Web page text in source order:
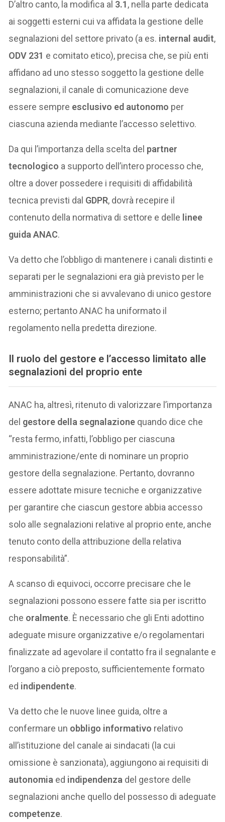
D’altro canto, la modifica al 3.1, nella parte dedicata
ai soggetti esterni cui va affidata la gestione delle
segnalazioni del settore privato (a es. internal audit,
ODV 231 e comitato etico), precisa che, se più enti
affidano ad uno stesso soggetto la gestione delle
segnalazioni, il canale di comunicazione deve
essere sempre esclusivo ed autonomo per
ciascuna azienda mediante l’accesso selettivo.
Da qui l’importanza della scelta del partner
tecnologico a supporto dell’intero processo che,
oltre a dover possedere i requisiti di affidabilità
tecnica previsti dal GDPR, dovrà recepire il
contenuto della normativa di settore e delle linee
guida ANAC.
Va detto che l’obbligo di mantenere i canali distinti e
separati per le segnalazioni era già previsto per le
amministrazioni che si avvalevano di unico gestore
esterno; pertanto ANAC ha uniformato il
regolamento nella predetta direzione.
Il ruolo del gestore e l’accesso limitato alle
segnalazioni del proprio ente
ANAC ha, altresì, ritenuto di valorizzare l’importanza
del gestore della segnalazione quando dice che
“resta fermo, infatti, l’obbligo per ciascuna
amministrazione/ente di nominare un proprio
gestore della segnalazione. Pertanto, dovranno
essere adottate misure tecniche e organizzative
per garantire che ciascun gestore abbia accesso
solo alle segnalazioni relative al proprio ente, anche
tenuto conto della attribuzione della relativa
responsabilità”.
A scanso di equivoci, occorre precisare che le
segnalazioni possono essere fatte sia per iscritto
che oralmente. È necessario che gli Enti adottino
adeguate misure organizzative e/o regolamentari
finalizzate ad agevolare il contatto fra il segnalante e
l’organo a ciò preposto, sufficientemente formato
ed indipendente.
Va detto che le nuove linee guida, oltre a
confermare un obbligo informativo relativo
all’istituzione del canale ai sindacati (la cui
omissione è sanzionata), aggiungono ai requisiti di
autonomia ed indipendenza del gestore delle
segnalazioni anche quello del possesso di adeguate
competenze.